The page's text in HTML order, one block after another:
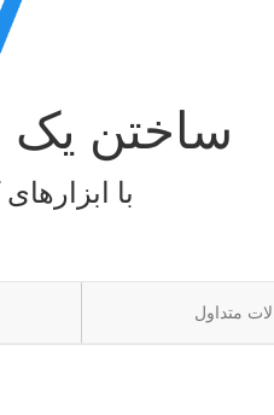
ساختن یک
با
متداول